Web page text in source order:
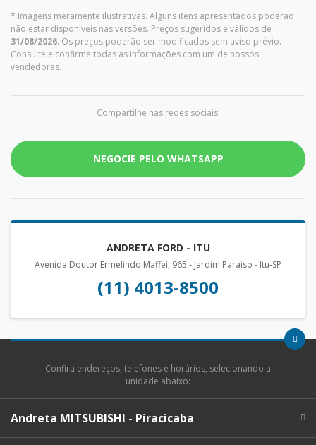
* Imagens meramente ilustrativas. Alguns itens apresentados poderão
não estar disponíveis nas versões. Preços sugeridos e válidos de
31/08/2026. Os preços poderão ser modificados sem aviso prévio.
Consulte e confirme todas as informações com um de nossos
vendedores.
Compartilhe nas redes sociais!
NEGOCIE PELO WHATSAPP
ANDRETA FORD - ITU
Avenida Doutor Ermelindo Maffei, 965 - Jardim Paraiso - Itu-SP
(11) 4013-8500
Confira endereços, telefones e horários, selecionando a
unidade abaixo:
Andreta MITSUBISHI - Piracicaba